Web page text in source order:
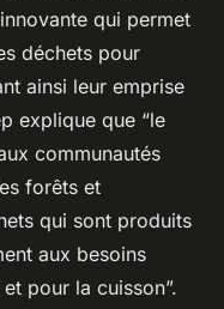
qui permet
déchets pour
ainsi leur emprise
explique que “le
communautés
forêts et
qui sont produits
aux besoins
pour la cuisson”.